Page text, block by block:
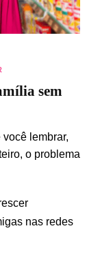
sem
lembrar,
o problema
nas redes